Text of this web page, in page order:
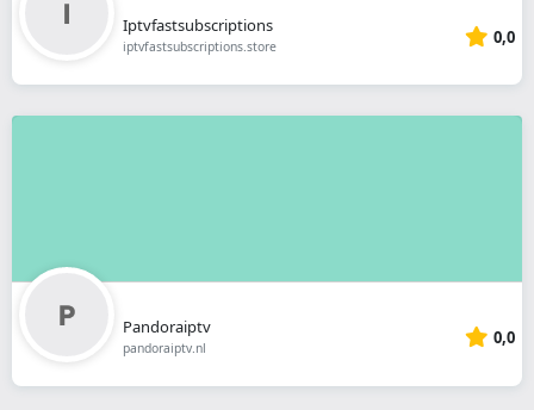
Iptvfastsubscriptions
iptvfastsubscriptions.store 0,0
Pandoraiptv
pandoraiptv.nl 0,0